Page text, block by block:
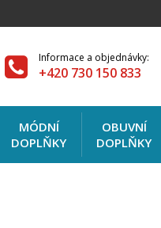
Informace a objednávky:
+420 730 150 833
MÓDNÍ
DOPLŇKY
OBUVNÍ
DOPLŇKY